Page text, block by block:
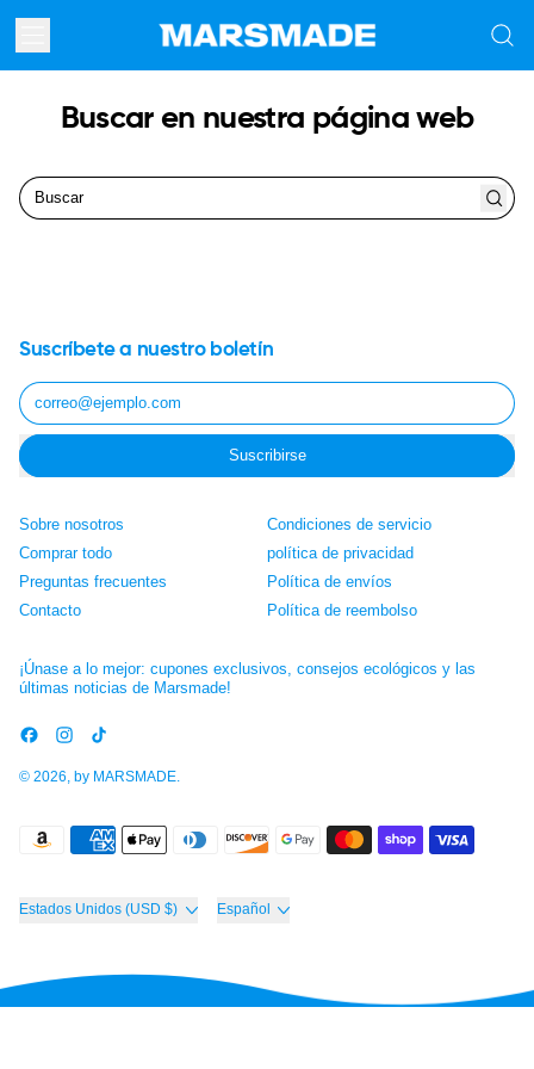
Buscar
Buscar en nuestra página web
Buscar
Buscar
Suscríbete a nuestro boletín
Dirección de correo electrónico
Suscribirse
Sobre nosotros
Comprar todo
Preguntas frecuentes
Contacto
Condiciones de servicio
política de privacidad
Política de envíos
Política de reembolso
¡Únase a lo mejor: cupones exclusivos, consejos ecológicos y las
últimas noticias de Marsmade!
Facebook
Instagram
© 2026, by MARSMADE
Pagos
aceptados
País/región Estados Unidos (USD $) Idioma
Español